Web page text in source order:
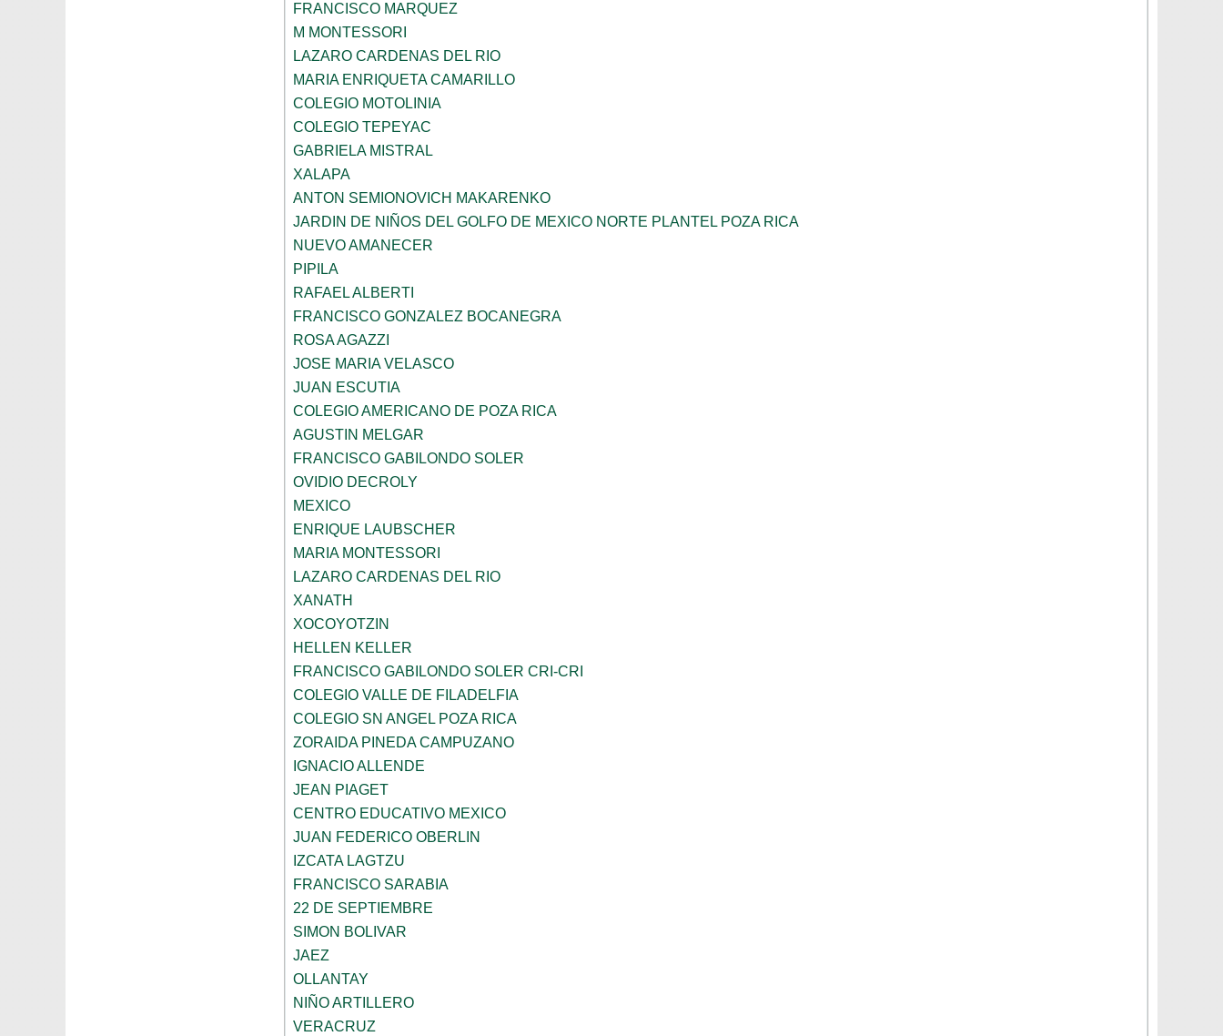
FRANCISCO MARQUEZ
M MONTESSORI
LAZARO CARDENAS DEL RIO
MARIA ENRIQUETA CAMARILLO
COLEGIO MOTOLINIA
COLEGIO TEPEYAC
GABRIELA MISTRAL
XALAPA
ANTON SEMIONOVICH MAKARENKO
JARDIN DE NIÑOS DEL GOLFO DE MEXICO NORTE PLANTEL POZA RICA
NUEVO AMANECER
PIPILA
RAFAEL ALBERTI
FRANCISCO GONZALEZ BOCANEGRA
ROSA AGAZZI
JOSE MARIA VELASCO
JUAN ESCUTIA
COLEGIO AMERICANO DE POZA RICA
AGUSTIN MELGAR
FRANCISCO GABILONDO SOLER
OVIDIO DECROLY
MEXICO
ENRIQUE LAUBSCHER
MARIA MONTESSORI
LAZARO CARDENAS DEL RIO
XANATH
XOCOYOTZIN
HELLEN KELLER
FRANCISCO GABILONDO SOLER CRI-CRI
COLEGIO VALLE DE FILADELFIA
COLEGIO SN ANGEL POZA RICA
ZORAIDA PINEDA CAMPUZANO
IGNACIO ALLENDE
JEAN PIAGET
CENTRO EDUCATIVO MEXICO
JUAN FEDERICO OBERLIN
IZCATA LAGTZU
FRANCISCO SARABIA
22 DE SEPTIEMBRE
SIMON BOLIVAR
JAEZ
OLLANTAY
NIÑO ARTILLERO
VERACRUZ